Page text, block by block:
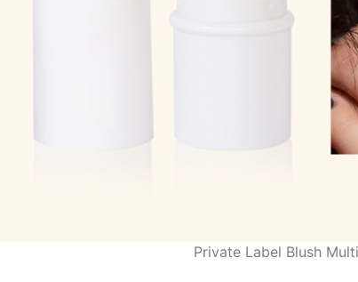
Private Label Blush